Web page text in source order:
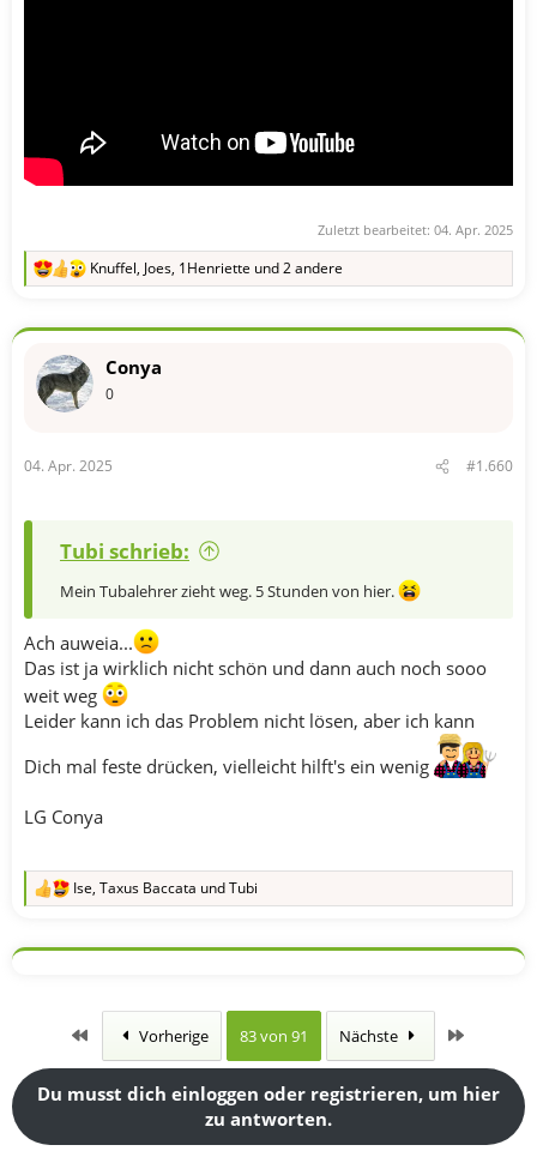
Zuletzt bearbeitet: 04. Apr. 2025
R
k
o
:
Knuffel, Joes, 1Henriette und 2 andere
Conya
0
04. Apr. 2025 #1.660
Tubi schrieb:
Mein Tubalehrer zieht weg. 5 Stunden von hier.
Ach auweia...
Das ist ja wirklich nicht schön und dann auch noch sooo
weit weg
Leider kann ich das Problem nicht lösen, aber ich kann
Dich mal feste drücken, vielleicht hilft's ein wenig
LG Conya
R
k
n
Ise, Taxus Baccata undTubi
Erste Vorherige 83 von 91 Nächste
Du musst dich einloggen oder registrieren, um hier
zu antworten.